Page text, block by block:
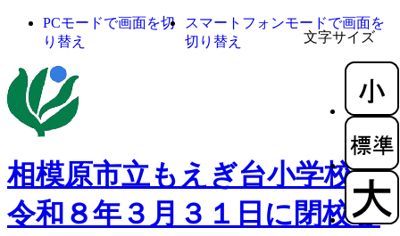
文字サイズ
PCモードで画面を切
り替え
スマートフォンモードで画面を
切り替え
相模原市立もえぎ台小学校
令和８年３月３１日に閉校し